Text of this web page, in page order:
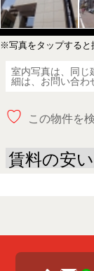
※写真をタップすると
室内写真は、同じ
細は、お問い合わ
♡ この物件を